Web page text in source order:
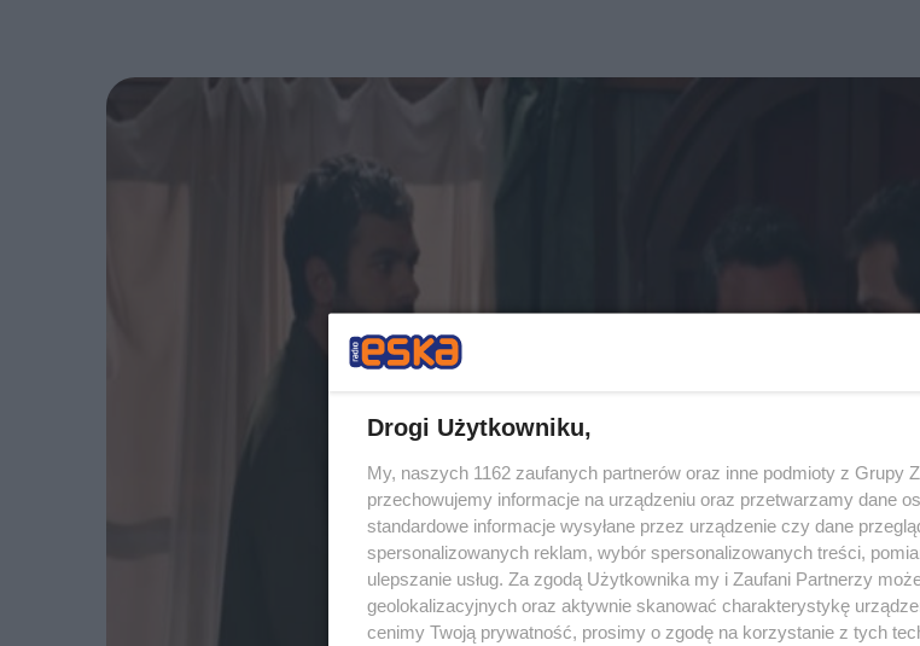
Drogi Użytkowniku,
My, naszych 1162 zaufanych partnerów oraz inne podmioty z Grupy
przechowujemy informacje na urządzeniu oraz przetwarzamy dane
standardowe informacje wysyłane przez urządzenie czy dane
spersonalizowanych reklam, wybór spersonalizowanych treści,
ulepszanie usług. Za zgodą Użytkownika my i Zaufani Partnerzy
geolokalizacyjnych oraz aktywnie skanować charakterystykę
cenimy Twoją prywatność, prosimy o zgodę na korzystanie z tych